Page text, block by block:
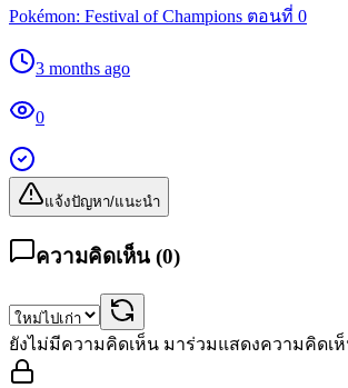
Pokémon: Festival of Champions ตอนที่ 0
3 months ago
0
แจ้งปัญหา/แนะนำ
ความคิดเห็น (0)
ยังไม่มีความคิดเห็น มาร่วมแสดงความคิดเ